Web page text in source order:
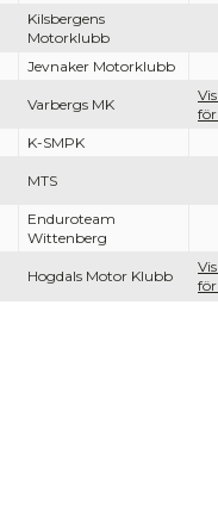
Kilsbergens
Motorklubb
Jevnaker Motorklubb
Varbergs MK
K-SMPK
MTS
Enduroteam
Wittenberg
Hogdals Motor Klubb